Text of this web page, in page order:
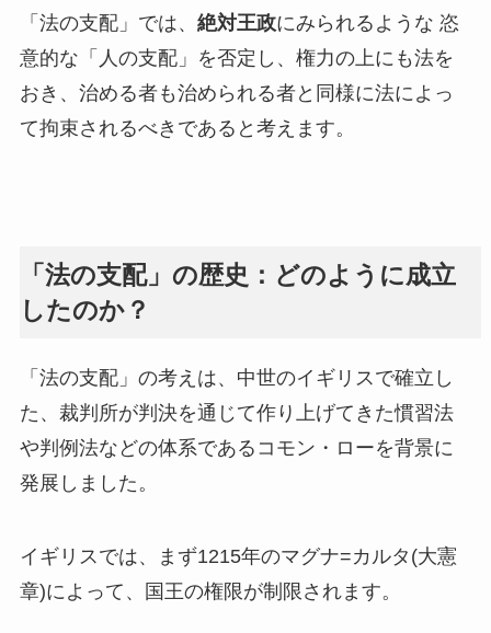
「法の支配」では、 絶対王政にみられるような 恣
意的な「人の支配」を否定し、権力の上にも法を
おき、治める者も治められる者と同様に法によっ
て拘束されるべきであると考えます。
「法の支配」の歴史：どのように成立
したのか？
「法の支配」の考えは、中世のイギリスで確立し
た、裁判所が判決を通じて作り上げてきた慣習法
や判例法などの体系であるコモン・ローを背景に
発展しました。
イギリスでは、まず1215年のマグナ=カルタ(大憲
章)によって、国王の権限が制限されます。